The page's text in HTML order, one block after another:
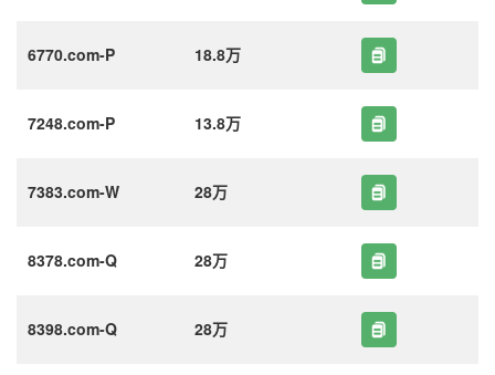
6770.com-P 18.8万
7248.com-P 13.8万
7383.com-W 28万
8378.com-Q 28万
8398.com-Q 28万